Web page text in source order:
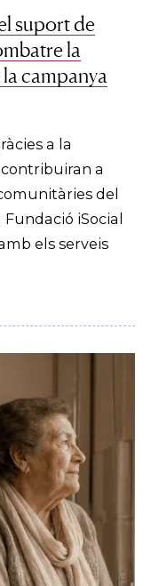
suport de
la
campanya
a la
a
del
iSocial
els serveis